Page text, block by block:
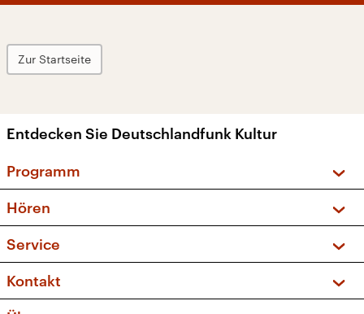
Zur Startseite
Entdecken Sie Deutschlandfunk Kultur
Programm
Sendungen und Podcasts
Musikliste
Kakadu – Das Kinderprogramm
Hören
Frequenzen (UKW + DAB+)
Service
FAQ
Apps
Kontakt